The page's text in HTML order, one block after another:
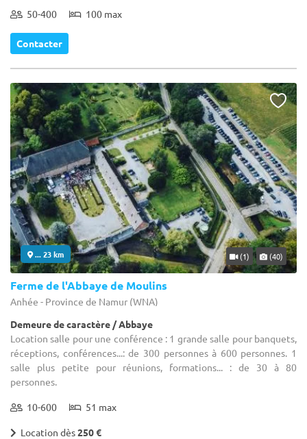
50-400 100 max
Contacter
... 23 km (1) (40)
Ferme de l'Abbaye de Moulins
Anhée - Province de Namur (WNA)
Demeure de caractère / Abbaye
Location salle pour une conférence : 1 grande salle pour banquets,
réceptions, conférences...: de 300 personnes à 600 personnes. 1
salle plus petite pour réunions, formations... : de 30 à 80
personnes.
10-600 51 max
Location dès250 €